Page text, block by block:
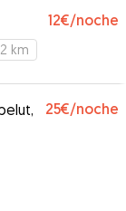
Muy
12€/noche
km
25€/noche